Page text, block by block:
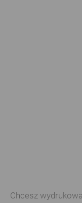
Chcesz